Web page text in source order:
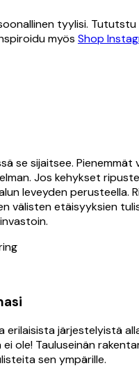
tyylisi.
myös Shop
se sijaitsee.
Jos kehykset
leveyden
välisten etäisyyksien
järjestelyistä
ole! Tauluseinän
sen ympärille.